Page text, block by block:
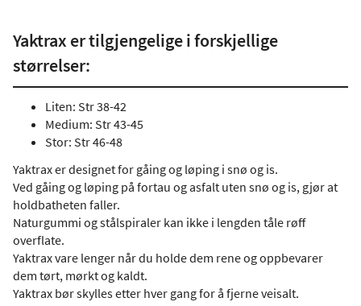
Yaktrax er tilgjengelige i forskjellige
størrelser:
Liten: Str 38-42
Medium: Str 43-45
Stor: Str 46-48
Yaktrax er designet for gåing og løping i snø og is.
Ved gåing og løping på fortau og asfalt uten snø og is, gjør at
holdbatheten faller.
Naturgummi og stålspiraler kan ikke i lengden tåle røff
overflate.
Yaktrax vare lenger når du holde dem rene og oppbevarer
dem tørt, mørkt og kaldt.
Yaktrax bør skylles etter hver gang for å fjerne veisalt.